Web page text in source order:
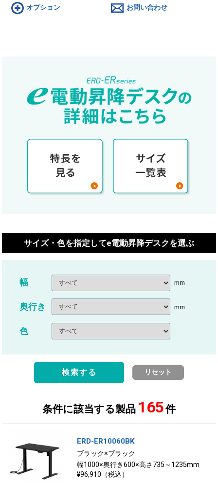
オプション お問い合わせ
サイズ・色を指定してe電動昇降デスクを選ぶ
幅 mm
奥行き mm
色
検索する リセット
条件に該当する製品 165件
ERD-ER10060BK
ブラック×ブラック
幅1000×奥行き600×高さ735～1235mm
¥96,910（税込）